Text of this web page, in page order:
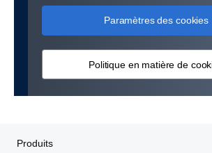
Paramètres des cookies
Politique en matière de
Produits